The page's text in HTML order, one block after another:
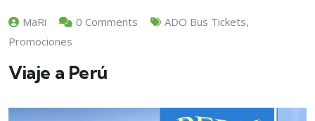
MaRi 0 Comments ADO Bus Tickets,
Promociones
Viaje a Perú